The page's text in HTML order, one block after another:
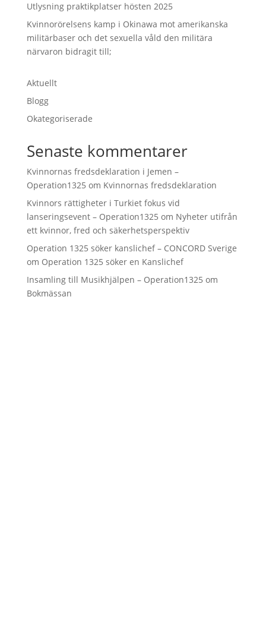
Utlysning praktikplatser hösten 2025
Kvinnorörelsens kamp i Okinawa mot amerikanska
militärbaser och det sexuella våld den militära
närvaron bidragit till;
Aktuellt
Blogg
Okategoriserade
Senaste kommentarer
Kvinnornas fredsdeklaration i Jemen –
Operation1325 om Kvinnornas fredsdeklaration
Kvinnors rättigheter i Turkiet fokus vid
lanseringsevent – Operation1325 om Nyheter utifrån
ett kvinnor, fred och säkerhetsperspektiv
Operation 1325 söker kanslichef – CONCORD Sverige
om Operation 1325 söker en Kanslichef
Insamling till Musikhjälpen – Operation1325 om
Bokmässan